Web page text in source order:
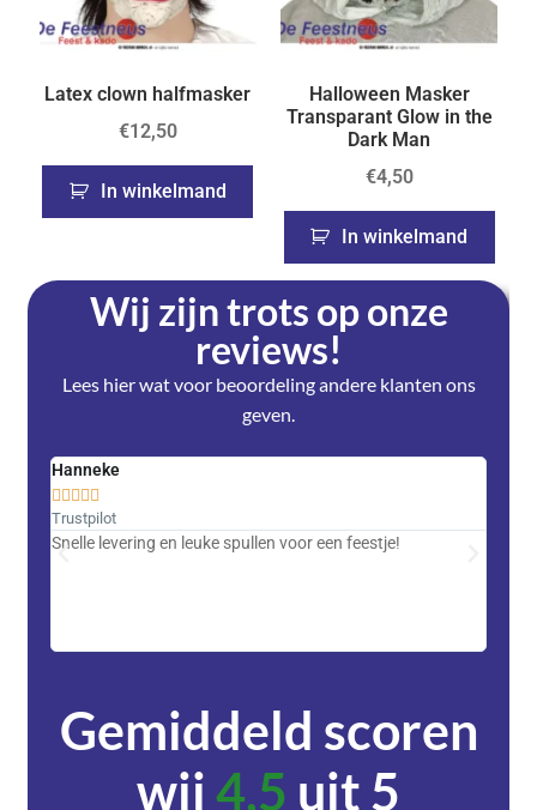
Latex clown halfmasker
€12,50
In winkelmand
Halloween Masker
Transparant Glow in the
Dark Man
€4,50
In winkelmand
Wij zijn trots op onze
reviews!
Lees hier wat voor beoordeling andere klanten ons
geven.
Hanneke

Trustpilot
Snelle levering en leuke spullen voor een feestje!
Gemiddeld scoren
wij4,5 uit 5